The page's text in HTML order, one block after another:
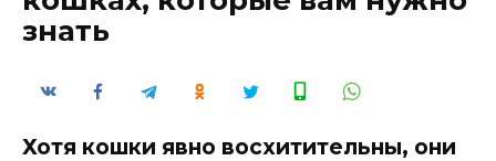
знать
Хотя кошки явно восхитительны, они